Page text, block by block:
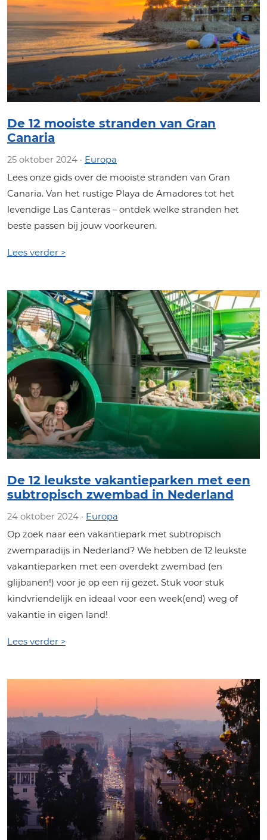
De 12 mooiste stranden van Gran
Canaria
25 oktober 2024 · Europa
Lees onze gids over de mooiste stranden van Gran
Canaria. Van het rustige Playa de Amadores tot het
levendige Las Canteras – ontdek welke stranden het
beste passen bij jouw voorkeuren.
Lees verder >
De 12 leukste vakantieparken met een
subtropisch zwembad in Nederland
24 oktober 2024 · Europa
Op zoek naar een vakantiepark met subtropisch
zwemparadijs in Nederland? We hebben de 12 leukste
vakantieparken met een overdekt zwembad (en
glijbanen!) voor je op een rij gezet. Stuk voor stuk
kindvriendelijk en ideaal voor een week(end) weg of
vakantie in eigen land!
Lees verder >